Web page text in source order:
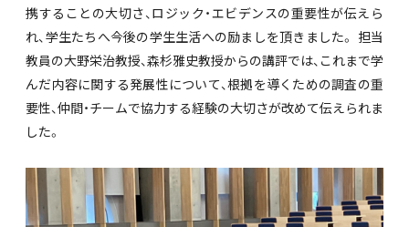
携することの大切さ、ロジック・エビデンスの重要性が伝えら
れ、学生たちへ今後の学生生活への励ましを頂きました。 担当
教員の大野栄治教授、森杉雅史教授からの講評では、これまで学
んだ内容に関する発展性について、根拠を導くための調査の重
要性、仲間・チームで協力する経験の大切さが改めて伝えられま
した。